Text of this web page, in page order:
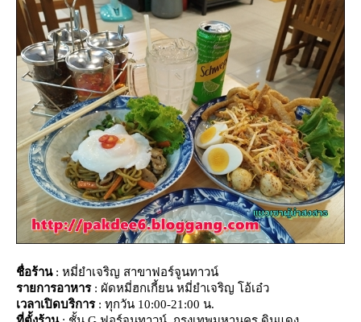
ชื่อร้าน: หมี่ยำเจริญ สาขาฟอร์จูนทาวน์
รายการอาหาร: ผัดหมี่ฮกเกี้ยน หมี่ยำเจริญ โอ้เอ๋ว
เวลาเปิดบริการ: ทุกวัน 10:00-21:00 น.